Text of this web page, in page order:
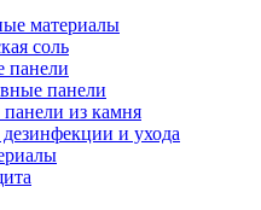
материалы
соль
панели
панели
из камня
и ухода